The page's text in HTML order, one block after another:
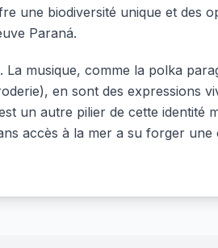
une biodiversité unique et des
Paraná.
musique, comme la polka
en sont des expressions
un autre pilier de cette identité
accès à la mer a su forger